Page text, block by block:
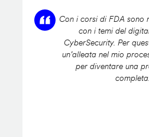
Con i corsi di FDA sono
con i temi del
CyberSecurity. Per
un’alleata nel mio
per diventare una
completa.